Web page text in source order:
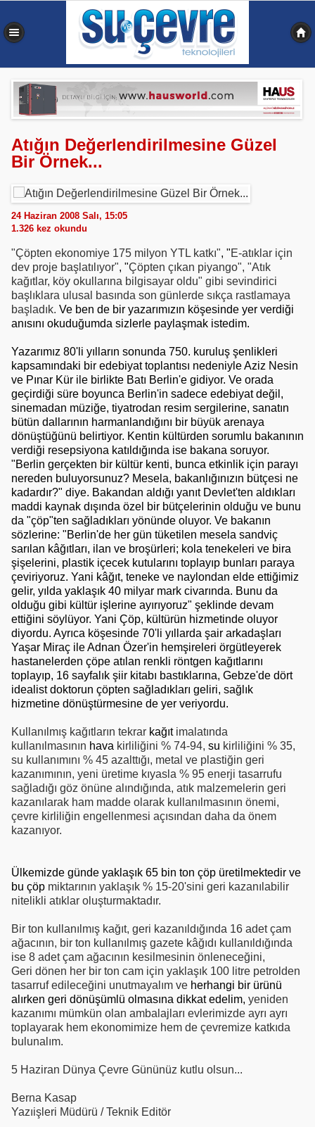
Atığın Değerlendirilmesine Güzel
Bir Örnek...
24 Haziran 2008 Salı, 15:05
1.326 kez okundu
"Çöpten ekonomiye 175 milyon YTL katkı", "E-atıklar için
dev proje başlatılıyor", "Çöpten çıkan piyango", "Atık
kağıtlar, köy okullarına bilgisayar oldu" gibi sevindirici
başlıklara ulusal basında son günlerde sıkça rastlamaya
başladık. Ve ben de bir yazarımızın köşesinde yer verdiği
anısını okuduğumda sizlerle paylaşmak istedim.
Yazarımız 80'li yılların sonunda 750. kuruluş şenlikleri
kapsamındaki bir edebiyat toplantısı nedeniyle Aziz Nesin
ve Pınar Kür ile birlikte Batı Berlin'e gidiyor. Ve orada
geçirdiği süre boyunca Berlin'in sadece edebiyat değil,
sinemadan müziğe, tiyatrodan resim sergilerine, sanatın
bütün dallarının harmanlandığını bir büyük arenaya
dönüştüğünü belirtiyor. Kentin kültürden sorumlu bakanının
verdiği resepsiyona katıldığında ise bakana soruyor.
"Berlin gerçekten bir kültür kenti, bunca etkinlik için parayı
nereden buluyorsunuz? Mesela, bakanlığınızın bütçesi ne
kadardır?" diye. Bakandan aldığı yanıt Devlet'ten aldıkları
maddi kaynak dışında özel bir bütçelerinin olduğu ve bunu
da "çöp"ten sağladıkları yönünde oluyor. Ve bakanın
sözlerine: "Berlin'de her gün tüketilen mesela sandviç
sarılan kâğıtları, ilan ve broşürleri; kola tenekeleri ve bira
şişelerini, plastik içecek kutularını toplayıp bunları paraya
çeviriyoruz. Yani kâğıt, teneke ve naylondan elde ettiğimiz
gelir, yılda yaklaşık 40 milyar mark civarında. Bunu da
olduğu gibi kültür işlerine ayırıyoruz" şeklinde devam
ettiğini söylüyor. Yani Çöp, kültürün hizmetinde oluyor
diyordu. Ayrıca köşesinde 70'li yıllarda şair arkadaşları
Yaşar Miraç ileAdnan Özer'in hemşireleri örgütleyerek
hastanelerden çöpe atılan renkli röntgen kağıtlarını
toplayıp, 16 sayfalık şiir kitabı bastıklarına, Gebze'de dört
idealist doktorun çöpten sağladıkları geliri, sağlık
hizmetine dönüştürmesine de yer veriyordu.
Kullanılmış kağıtların tekrar kağıtimalatında
kullanılmasının hava kirliliğini % 74-94, su kirliliğini % 35,
su kullanımını % 45 azalttığı, metal ve plastiğin geri
kazanımının, yeni üretime kıyasla % 95 enerji tasarrufu
sağladığı göz önüne alındığında, atık malzemelerin geri
kazanılarak ham madde olarak kullanılmasının önemi,
çevre kirliliğin engellenmesi açısından daha da önem
kazanıyor.
Ülkemizde günde yaklaşık 65 bin ton çöp üretilmektedir ve
bu çöp miktarının yaklaşık % 15-20'sini geri kazanılabilir
nitelikli atıklar oluşturmaktadır.
Bir ton kullanılmış kağıt, geri kazanıldığında 16 adet çam
ağacının, bir ton kullanılmış gazete kâğıdı kullanıldığında
ise 8 adet çam ağacının kesilmesinin önleneceğini,
Geri dönen her bir ton cam için yaklaşık 100 litre petrolden
tasarruf edileceğini unutmayalım ve herhangi bir ürünü
alırken geri dönüşümlü olmasına dikkat edelim, yeniden
kazanımı mümkün olan ambalajları evlerimizde ayrı ayrı
toplayarak hem ekonomimize hem de çevremize katkıda
bulunalım.
5 Haziran Dünya Çevre Gününüz kutlu olsun...
Berna Kasap
Yazıişleri Müdürü / Teknik Editör
0,348 sn